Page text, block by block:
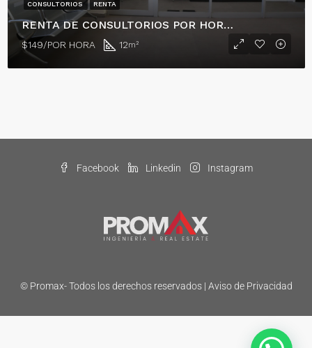
CONSULTORIOS RENTA
RENTA DE CONSULTORIOS POR HORA, RESIDENCIAL EL REFUGIO
$149/POR HORA 12m²
Facebook Linkedin Instagram
© Promax- Todos los derechos reservados | Aviso de Privacidad